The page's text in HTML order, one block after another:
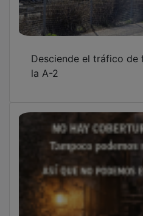
la A-2